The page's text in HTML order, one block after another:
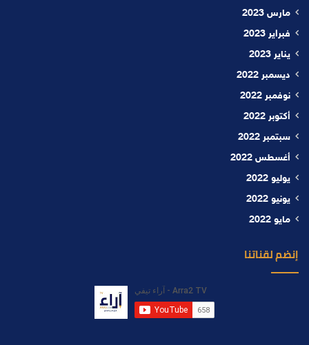
مارس 2023
فبراير 2023
يناير 2023
ديسمبر 2022
نوفمبر 2022
أكتوبر 2022
سبتمبر 2022
أغسطس 2022
يوليو 2022
يونيو 2022
مايو 2022
إنضم لقناتنا